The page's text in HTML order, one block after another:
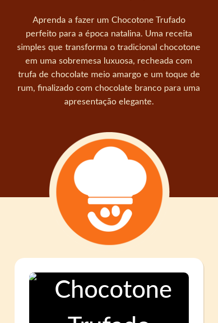
Aprenda a fazer um Chocotone Trufado
perfeito para a época natalina. Uma receita
simples que transforma o tradicional chocotone
em uma sobremesa luxuosa, recheada com
trufa de chocolate meio amargo e um toque de
rum, finalizado com chocolate branco para uma
apresentação elegante.